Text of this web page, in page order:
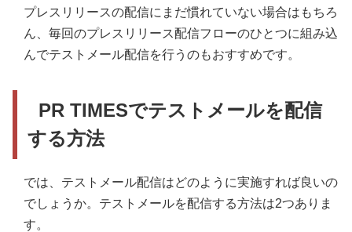
プレスリリースの配信にまだ慣れていない場合はもちろ
ん、毎回のプレスリリース配信フローのひとつに組み込
んでテストメール配信を行うのもおすすめです。
PR TIMESでテストメールを配信
する方法
では、テストメール配信はどのように実施すれば良いの
でしょうか。テストメールを配信する方法は2つありま
す。